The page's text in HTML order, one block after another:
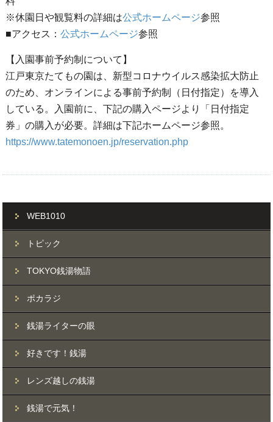
※休園日や観覧料の詳細は公式ホームページ参照
■アクセス： 公式ホームページ参照
【入園事前予約制について】
江戸東京たてもの園は、新型コロナウイルス感染拡大防止
のため、オンラインによる事前予約制（日付指定）を導入
している。入園前に、下記の購入ページより「日付指定
券」の購入が必要。詳細は下記ホームページ参照。
https://www.tatemonoen.jp/reservation.php
WEB1010
トピック
TOKYO銭湯物語
ポカラジ
銭湯ライターの眼
好きです！銭湯
レンズ越しの銭湯
銭湯で元気！